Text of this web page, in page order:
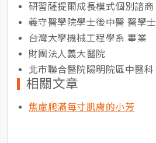
研習薩提爾成長模式個別諮商
義守醫學院學士後中醫 醫學士
台灣大學機械工程學系 畢業
財團法人義大醫院
北市聯合醫院陽明院區中醫科
相關文章
焦慮爬滿每寸肌膚的小芳